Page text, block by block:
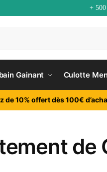
+
Gainant Culotte
de 10% offert dès 100€
de